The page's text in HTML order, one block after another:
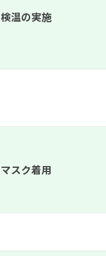
検温の実施
マスク着用